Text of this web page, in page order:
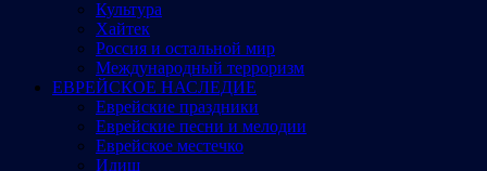
Культура
Хайтек
Россия и остальной мир
Международный терроризм
ЕВРЕЙСКОЕ НАСЛЕДИЕ
Еврейские праздники
Еврейские песни и мелодии
Еврейское местечко
Идиш